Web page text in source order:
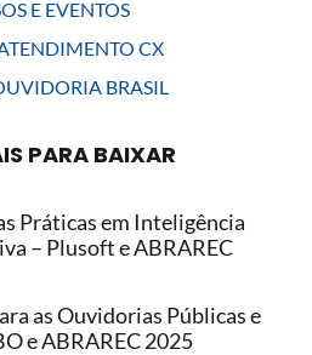
E EVENTOS
CX
BRASIL
PARA BAIXAR
Práticas em Inteligência
– Plusoft e ABRAREC
as Ouvidorias Públicas e
e ABRAREC 2025